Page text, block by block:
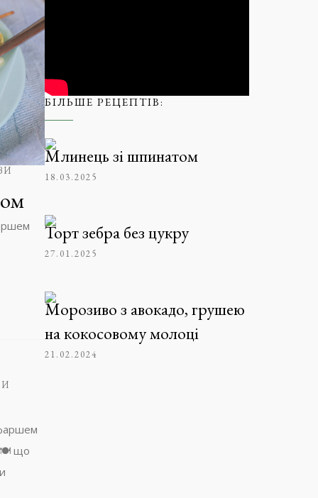
🍽️ що
БІЛЬШЕ РЕЦЕПТІВ:
Млинець зі шпинатом
18.03.2025
Торт зебра без цукру
27.01.2025
Морозиво з авокадо, грушею
на кокосовому молоці
21.02.2024